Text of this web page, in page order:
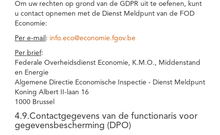
Om uw rechten op grond van de GDPR uit te oefenen, kunt
u contact opnemen met de Dienst Meldpunt van de FOD
Economie:
Per e-mail : info.eco@economie.fgov.be
Per brief:
Federale Overheidsdienst Economie, K.M.O., Middenstand
en Energie
Algemene Directie Economische Inspectie - Dienst Meldpunt
Koning Albert II-laan 16
1000 Brussel
4.9.Contactgegevens van de functionaris voor
gegevensbescherming (DPO)